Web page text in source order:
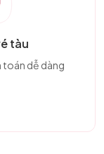
tàu
toán dễ dàng